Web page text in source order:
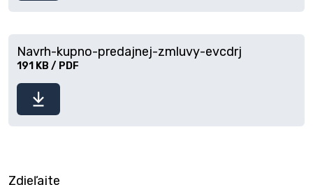
Stiahnuť
súbor
Navrh-kupno-predajnej-zmluvy-evcdrj
191 KB / PDF
Zdieľajte